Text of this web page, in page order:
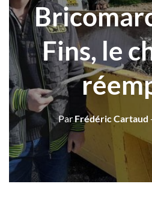
Fins, le
ParFrédéric Cartaud